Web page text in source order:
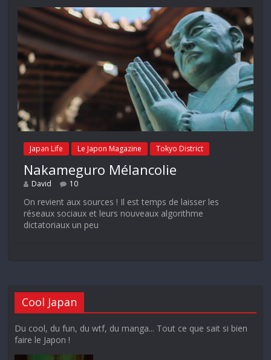
Japan Life Le Japon Magazine Tokyo District
Nakameguro Mélancolie
David 10
On revient aux sources ! Il est temps de laisser les
réseaux sociaux et leurs nouveaux algorithme
dictatoriaux un peu
Cool Japan
Du cool, du fun, du wtf, du manga... Tout ce que sait si bien
faire le Japon !